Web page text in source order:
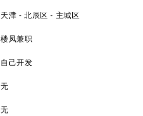
天津 - 北辰区 - 主城区
楼凤兼职
自己开发
无
无